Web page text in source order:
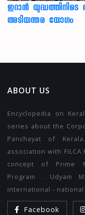
ഇറാന്‍
അടിയന്തര യോഗം
ABOUT US
Encyclopedia on
series about the
Panchayat of
association with FILCA
concept of Prime
Program . Udyam
international -
Facebook